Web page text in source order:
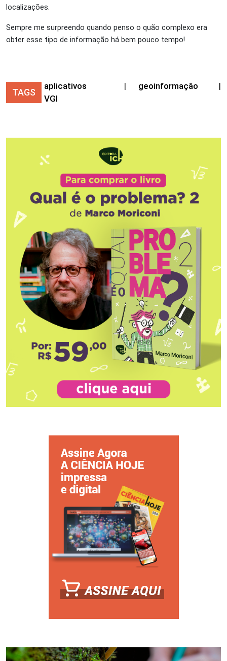
localizações.
Sempre me surpreendo quando penso o quão complexo era
obter esse tipo de informação há bem pouco tempo!
TAGS
aplicativos | geoinformação
|
VGI